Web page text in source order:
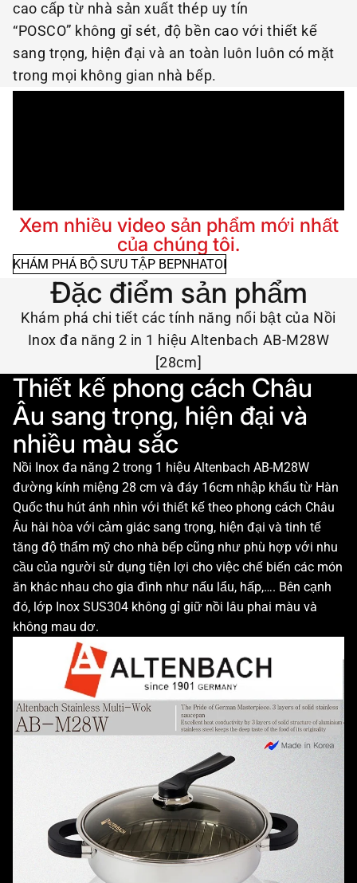
cao cấp từ nhà sản xuất thép uy tín
“POSCO” không gỉ sét, độ bền cao với thiết kế
sang trọng, hiện đại và an toàn luôn luôn có mặt
trong mọi không gian nhà bếp.
Xem nhiều video sản phẩm mới nhất
của chúng tôi.
KHÁM PHÁ BỘ SƯU TẬP BEPNHATOI
Đặc điểm sản phẩm
Khám phá chi tiết các tính năng nổi bật của Nồi
Inox đa năng 2 in 1 hiệu Altenbach AB-M28W
[28cm]
Thiết kế phong cách Châu
Âu sang trọng, hiện đại và
nhiều màu sắc
Nồi Inox đa năng 2 trong 1 hiệu Altenbach AB-M28W
đường kính miệng 28 cm và đáy 16cm nhập khẩu từ Hàn
Quốc thu hút ánh nhìn với thiết kế theo phong cách Châu
Âu hài hòa với cảm giác sang trọng, hiện đại và tinh tế
tăng độ thẩm mỹ cho nhà bếp cũng như phù hợp với nhu
cầu của người sử dụng tiện lợi cho việc chế biến các món
ăn khác nhau cho gia đình như nấu lẩu, hấp,…. Bên cạnh
đó, lớp Inox SUS304 không gỉ giữ nồi lâu phai màu và
không mau dơ.